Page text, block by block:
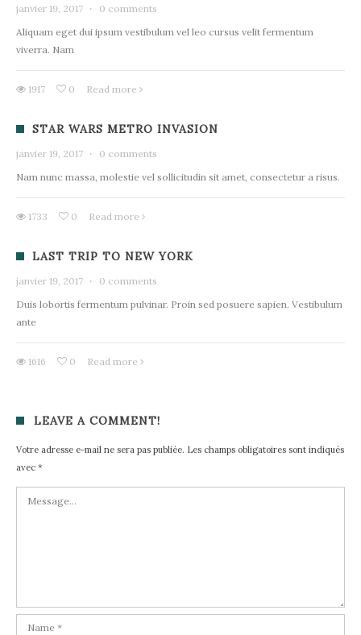
janvier 19, 2017 ·
0 comments
Aliquam eget dui ipsum vestibulum vel leo cursus velit fermentum
viverra. Nam
1917 0 Read more
STAR WARS METRO INVASION
janvier 19, 2017 ·
0 comments
Nam nunc massa, molestie vel sollicitudin sit amet, consectetur a risus.
1733 0 Read more
LAST TRIP TO NEW YORK
janvier 19, 2017 ·
0 comments
Duis lobortis fermentum pulvinar. Proin sed posuere sapien. Vestibulum
ante
1616 0 Read more
LEAVE A COMMENT!
Votre adresse e-mail ne sera pas publiée. Les champs obligatoires sont indiqués
avec *